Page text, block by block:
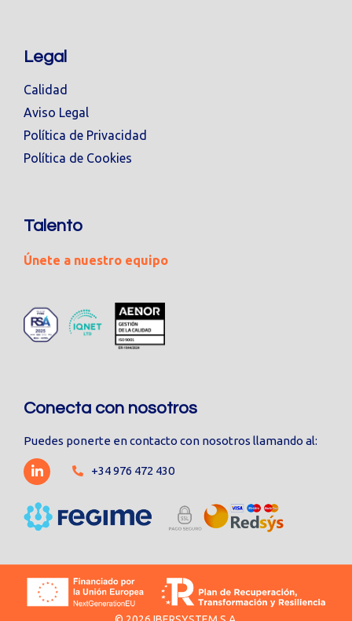
Legal
Calidad
Aviso Legal
Política de Privacidad
Política de Cookies
Talento
Únete a nuestro equipo
Conecta con nosotros
Puedes ponerte en contacto con nosotros llamando al:
+34 976 472 430